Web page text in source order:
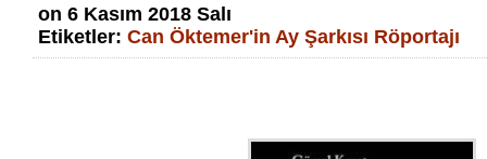
on 6 Kasım 2018 Salı
Etiketler: Can Öktemer'in Ay Şarkısı Röportajı